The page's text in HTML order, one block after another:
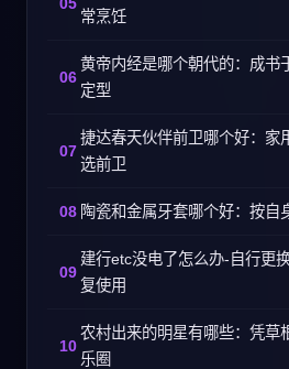
常烹饪
黄帝内经是哪个朝代的：成书
定型
捷达春天伙伴前卫哪个好：家
选前卫
陶瓷和金属牙套哪个好：按自
建行etc没电了怎么办-自行更
复使用
农村出来的明星有哪些：凭草
乐圈